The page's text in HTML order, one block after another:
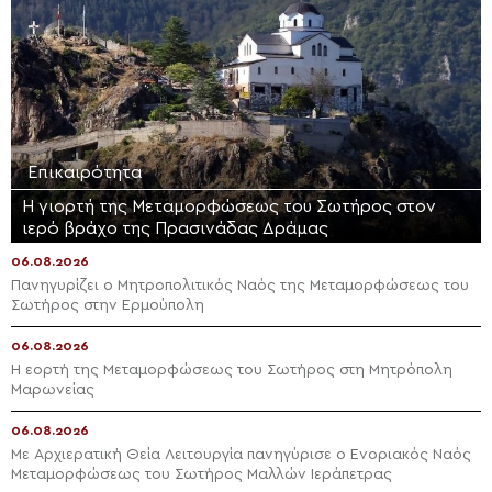
Επικαιρότητα
Η γιορτή της Μεταμορφώσεως του Σωτήρος στον
ιερό βράχο της Πρασινάδας Δράμας
06.08.2026
Πανηγυρίζει ο Μητροπολιτικός Ναός της Μεταμορφώσεως του
Σωτήρος στην Ερμούπολη
06.08.2026
Η εορτή της Μεταμορφώσεως του Σωτήρος στη Μητρόπολη
Μαρωνείας
06.08.2026
Με Αρχιερατική Θεία Λειτουργία πανηγύρισε ο Ενοριακός Ναός
Μεταμορφώσεως του Σωτήρος Μαλλών Ιεράπετρας